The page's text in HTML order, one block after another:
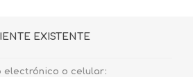
EXISTENTE
electrónico o celular: